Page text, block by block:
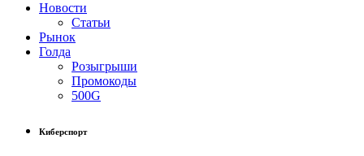
Новости
Статьи
Рынок
Голда
Розыгрыши
Промокоды
500G
Киберспорт